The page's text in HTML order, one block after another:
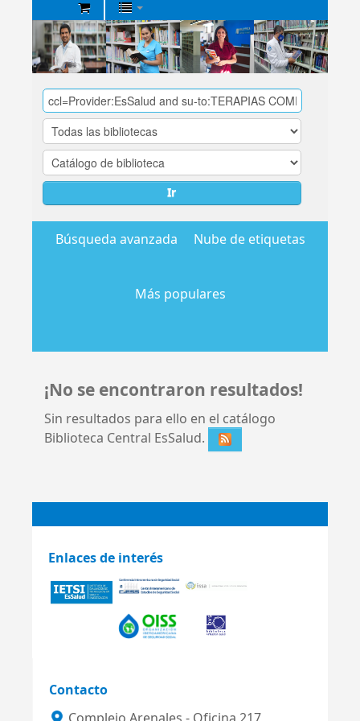
Biblioteca
Central
EsSalud
Ir
Búsqueda avanzada Nube de etiquetas
Más populares
¡No se encontraron resultados!
Sin resultados para ello en el catálogo
Biblioteca Central EsSalud.
Enlaces de interés
Contacto